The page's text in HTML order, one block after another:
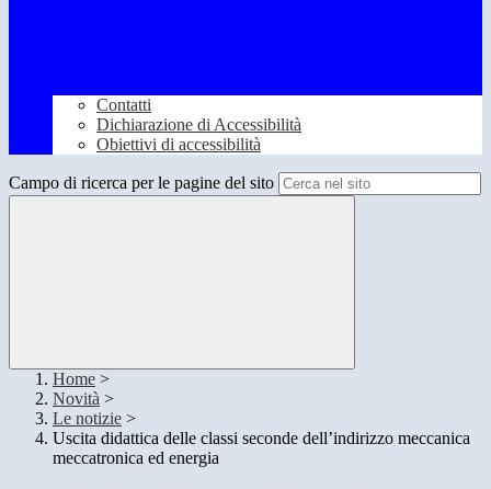
Contatti
Dichiarazione di Accessibilità
Obiettivi di accessibilità
Campo di ricerca per le pagine del sito
Home >
Novità >
Le notizie >
Uscita didattica delle classi seconde dell’indirizzo meccanica
meccatronica ed energia